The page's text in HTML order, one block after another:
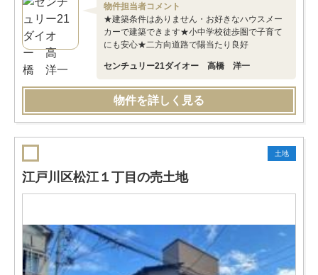
物件担当者コメント
★建築条件はありません・お好きなハウスメー
カーで建築できます★小中学校徒歩圏で子育て
にも安心★二方向道路で陽当たり良好
センチュリー21ダイオー 高橋 洋一
物件を詳しく見る
土地
江戸川区松江１丁目の売土地